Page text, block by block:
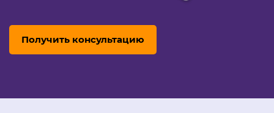
Получить консультацию